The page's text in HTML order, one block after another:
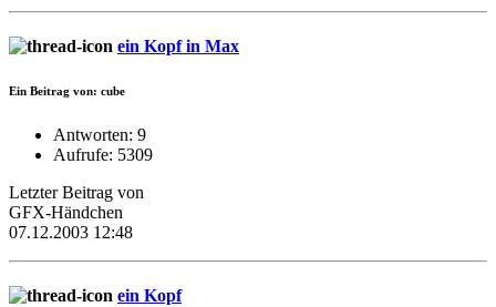
ein Kopf in Max
Ein Beitrag von: cube
Antworten: 9
Aufrufe: 5309
Letzter Beitrag von
GFX-Händchen
07.12.2003 12:48
ein Kopf